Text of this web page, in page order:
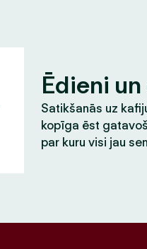
Ēdieni
Satikšanās uz
kopīga ēst
par kuru visi jau